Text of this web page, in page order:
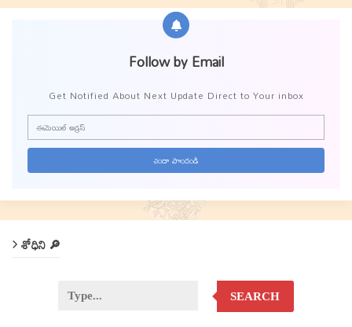
Follow by Email
Get Notified About Next Update Direct to Your inbox
శోధిని 🔎
SEARCH